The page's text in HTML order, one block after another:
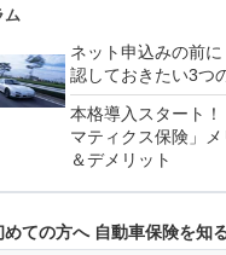
ム
ネット申込みの前
認しておきたい3つ
本格導入スタート！
マティクス保険」メ
＆デメリット
めての方へ 自動車保険を知